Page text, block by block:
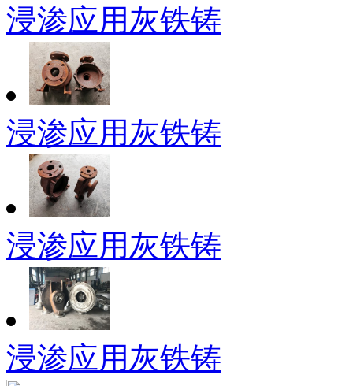
浸渗应用灰铁铸
浸渗应用灰铁铸
浸渗应用灰铁铸
浸渗应用灰铁铸